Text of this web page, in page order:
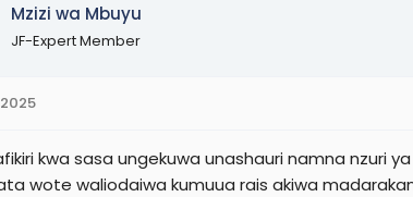
Mzizi wa Mbuyu
JF-Expert Member
kwa sasa ungekuwa unashauri namna nzuri
wote waliodaiwa kumuua rais akiwa